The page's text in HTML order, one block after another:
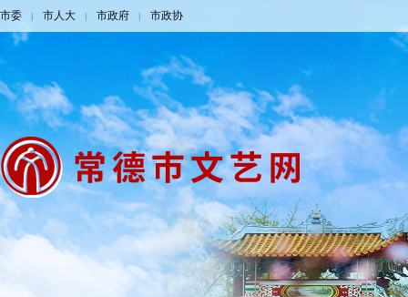
市委 | 市人大 | 市政府 | 市政协